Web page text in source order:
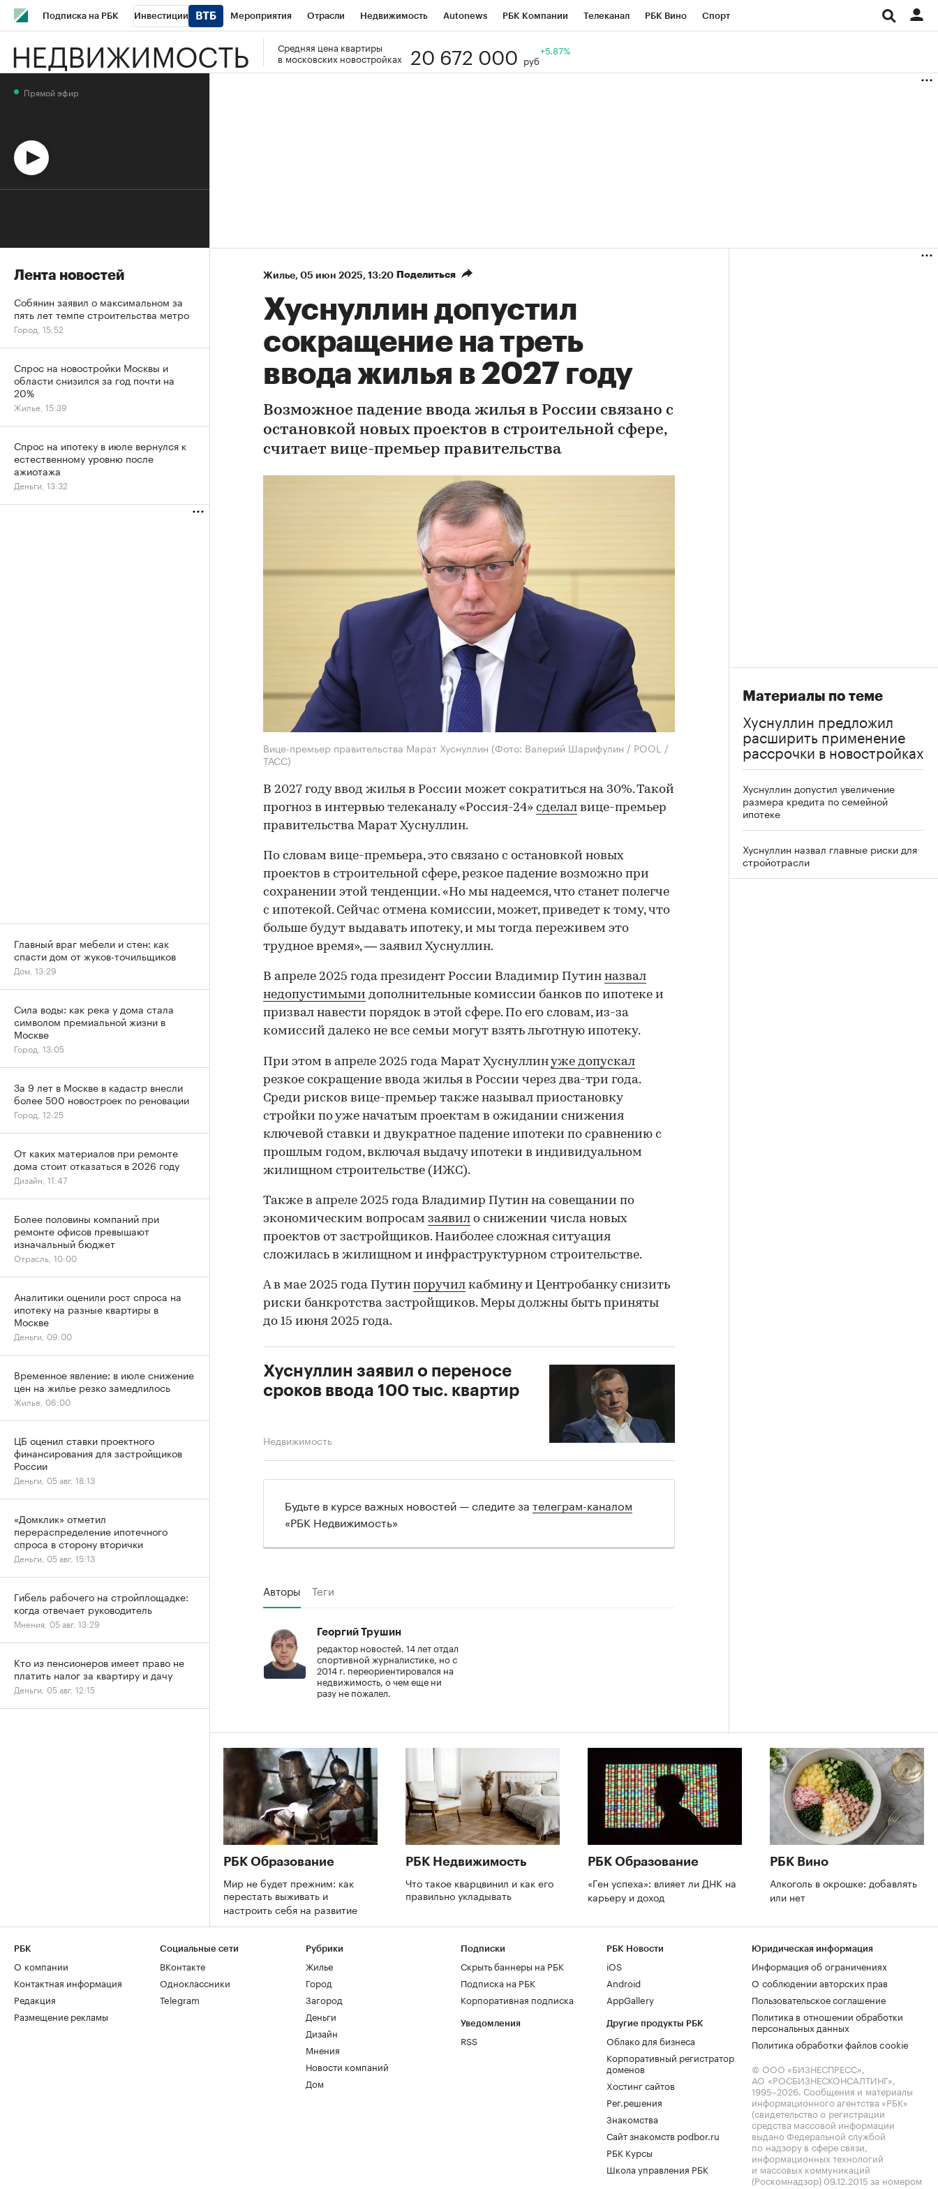
Подписка на РБК Инвестиции Мероприятия Отрасли Недвижимость Autonews РБК Компании Телеканал РБК Вино Спорт
Школа управления РБК РБК Образование РБК Курсы РБК Life Тренды Национальные проекты
НЕДВИЖИМОСТЬ
Средняя цена квартиры
в московских новостройках
20 672 000 руб
+5.87%
Жилье⁠, 05 июн 2025, 13:20 Поделиться
Хуснуллин допустил
сокращение на треть
ввода жилья в 2027 году
Возможное падение ввода жилья в России связано с
остановкой новых проектов в строительной сфере,
считает вице-премьер правительства
Вице-премьер правительства Марат Хуснуллин (Фото: Валерий Шарифулин / POOL /
ТАСС)
В 2027 году ввод жилья в России может сократиться на 30%. Такой
прогноз в интервью телеканалу «Россия-24» сделал вице-премьер
правительства Марат Хуснуллин.
По словам вице-премьера, это связано с остановкой новых
проектов в строительной сфере, резкое падение возможно при
сохранении этой тенденции. «Но мы надеемся, что станет полегче
с ипотекой. Сейчас отмена комиссии, может, приведет к тому, что
больше будут выдавать ипотеку, и мы тогда переживем это
трудное время», — заявил Хуснуллин.
В апреле 2025 года президент России Владимир Путин назвал
недопустимыми дополнительные комиссии банков по ипотеке и
призвал навести порядок в этой сфере. По его словам, из-за
комиссий далеко не все семьи могут взять льготную ипотеку.
При этом в апреле 2025 года Марат Хуснуллинуже допускал
резкое сокращение ввода жилья в России через два-три года.
Среди рисков вице-премьер также называл приостановку
стройки по уже начатым проектам в ожидании снижения
ключевой ставки и двукратное падение ипотеки по сравнению с
прошлым годом, включая выдачу ипотеки в индивидуальном
жилищном строительстве (ИЖС).
Также в апреле 2025 года Владимир Путин на совещании по
экономическим вопросам заявил о снижении числа новых
проектов от застройщиков. Наиболее сложная ситуация
сложилась в жилищном и инфраструктурном строительстве.
А в мае 2025 года Путин поручил кабмину и Центробанку снизить
риски банкротства застройщиков. Меры должны быть приняты
до 15 июня 2025 года.
Хуснуллин заявил о переносе
сроков ввода 100 тыс. квартир
Недвижимость
Будьте в курсе важных новостей — следите за телеграм-каналом
«РБК Недвижимость»
Авторы Теги
Георгий Трушин
редактор новостей. 14 лет отдал
спортивной журналистике, но с
2014 г. переориентировался на
недвижимость, о чем еще ни
разу не пожалел.
Материалы по теме
Хуснуллин предложил
расширить применение
рассрочки в новостройках
Хуснуллин допустил увеличение
размера кредита по семейной
ипотеке
Хуснуллин назвал главные риски для
стройотрасли
РБК Образование
Мир не будет прежним: как
перестать выживать и
настроить себя на развитие
РБК Недвижимость
Что такое кварцвинил и как его
правильно укладывать
РБК Образование
«Ген успеха»: влияет ли ДНК на
карьеру и доход
РБК Вино
Алкоголь в окрошке: добавлять
или нет
Прямой эфир
Лента новостей
Собянин заявил о максимальном за
пять лет темпе строительства метро
Город, 15:52
Спрос на новостройки Москвы и
области снизился за год почти на
20%
Жилье, 15:39
Спрос на ипотеку в июле вернулся к
естественному уровню после
ажиотажа
Деньги, 13:32
Главный враг мебели и стен: как
спасти дом от жуков-точильщиков
Дом, 13:29
Сила воды: как река у дома стала
символом премиальной жизни в
Москве
Город, 13:05
За 9 лет в Москве в кадастр внесли
более 500 новостроек по реновации
Город, 12:25
От каких материалов при ремонте
дома стоит отказаться в 2026 году
Дизайн, 11:47
Более половины компаний при
ремонте офисов превышают
изначальный бюджет
Отрасль, 10:00
Аналитики оценили рост спроса на
ипотеку на разные квартиры в
Москве
Деньги, 09:00
Временное явление: в июле снижение
цен на жилье резко замедлилось
Жилье, 06:00
ЦБ оценил ставки проектного
финансирования для застройщиков
России
Деньги, 05 авг, 18:13
«Домклик» отметил
перераспределение ипотечного
спроса в сторону вторички
Деньги, 05 авг, 15:13
Гибель рабочего на стройплощадке:
когда отвечает руководитель
Мнения, 05 авг, 13:29
Кто из пенсионеров имеет право не
платить налог за квартиру и дачу
Деньги, 05 авг, 12:15
РБК
О компании
Контактная информация
Редакция
Размещение рекламы
Социальные сети
ВКонтакте
Одноклассники
Telegram
Рубрики
Жилье
Город
Загород
Деньги
Дизайн
Мнения
Новости компаний
Дом
Подписки
Скрыть баннеры на РБК
Подписка на РБК
Корпоративная подписка
Уведомления
RSS
РБК Новости
iOS
Android
AppGallery
Другие продукты РБК
Облако для бизнеса
Корпоративный регистратор
доменов
Хостинг сайтов
Рег.решения
Знакомства
Сайт знакомств podbor.ru
РБК Курсы
Школа управления РБК
Юридическая информация
Информация об ограничениях
О соблюдении авторских прав
Пользовательское соглашение
Политика в отношении обработки
персональных данных
Политика обработки файлов cookie
© ООО «БИЗНЕСПРЕСС»,
АО «РОСБИЗНЕСКОНСАЛТИНГ»,
1995–2026. Сообщения и материалы
информационного агентства «РБК»
(свидетельство о регистрации
средства массовой информации
выдано Федеральной службой
по надзору в сфере связи,
информационных технологий
и массовых коммуникаций
(Роскомнадзор) 09.12.2015 за номером